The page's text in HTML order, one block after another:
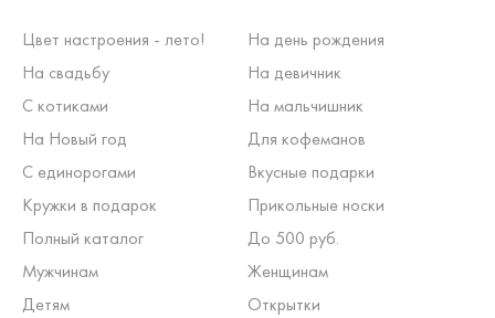
Цвет настроения - лето!
На день рождения
На свадьбу
На девичник
С котиками
На мальчишник
На Новый год
Для кофеманов
С единорогами
Вкусные подарки
Кружки в подарок
Прикольные носки
Полный каталог
До 500 руб.
Мужчинам
Женщинам
Детям
Открытки